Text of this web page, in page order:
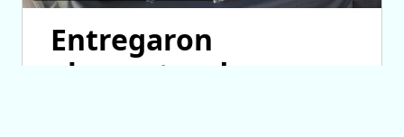
Entregaron
elementos de